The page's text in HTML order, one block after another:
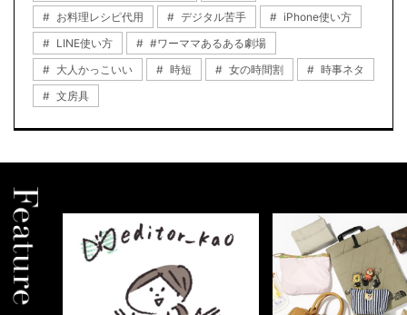
お料理レシピ代用 デジタル苦手
iPhone使い方
LINE使い方
#ワーママあるある劇場
大人かっこいい
時短 女の時間割
時事ネタ
文房具